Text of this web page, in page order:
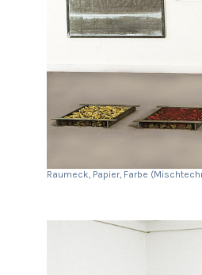
Raumeck, Papier, Farbe